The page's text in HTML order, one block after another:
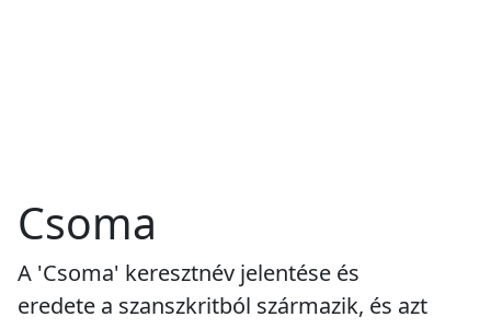
Csoma
A 'Csoma' keresztnév jelentése és
eredete a szanszkritból származik, és azt